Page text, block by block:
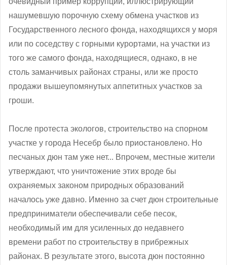
нашумевшую порочную схему обмена участков из
Государственного лесного фонда, находящихся у моря
или по соседству с горными курортами, на участки из
того же самого фонда, находящиеся, однако, в не
столь заманчивых районах страны, или же просто
продажи вышеупомянутых аппетитных участков за
гроши.
После протеста экологов, строительство на спорном
участке у города Несебр было приостановлено. Но
песчаных дюн там уже нет... Впрочем, местные жители
утверждают, что уничтожение этих вроде бы
охраняемых законом природных образований
началось уже давно. Именно за счет дюн строительные
предприниматели обеспечивали себе песок,
необходимый им для усиленных до недавнего
времени работ по строительству в прибрежных
районах. В результате этого, высота дюн постоянно